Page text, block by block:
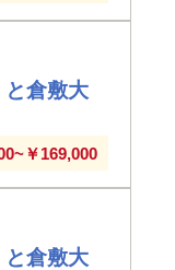
と倉敷大
￥169,000
と倉敷大